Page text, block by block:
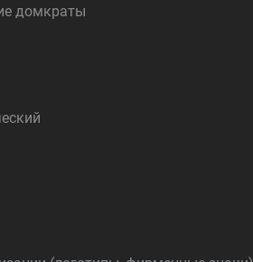
домкраты